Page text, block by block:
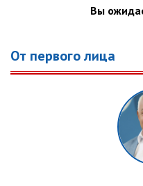
Вы
От первого лица